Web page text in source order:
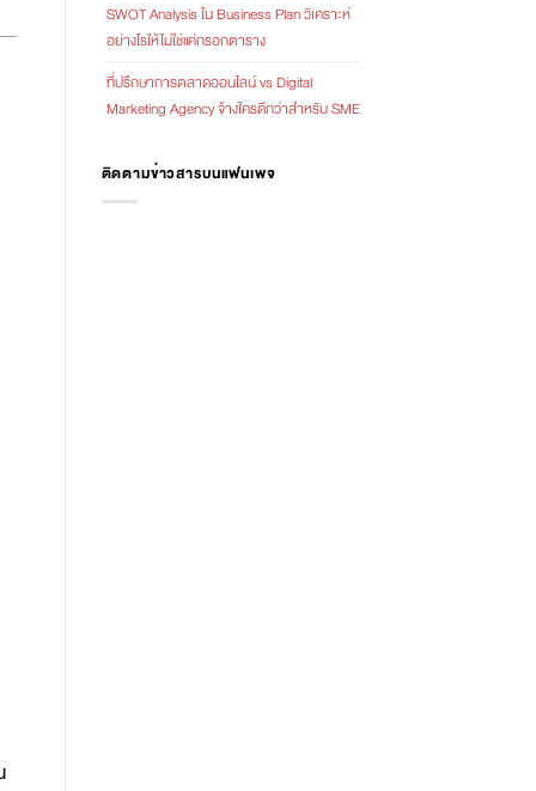
SWOT Analysis ใน Business Plan วิเคราะห์
อย่างไรให้ไม่ใช่แค่กรอกตาราง
ที่ปรึกษาการตลาดออนไลน์ vs Digital
Marketing Agency จ้างใครดีกว่าสำหรับ SME
ติดตามข่าวสารบนแฟนเพจ